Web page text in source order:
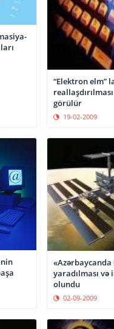
“Elektron elm”
görülür
19-02-2009
yaradılması və
olundu
02-09-2009